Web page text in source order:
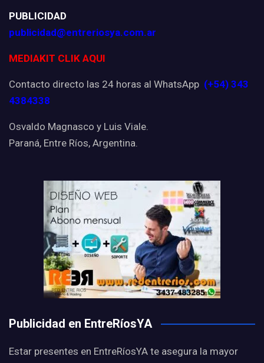
PUBLICIDAD
publicidad@entreriosya.com.ar
MEDIAKIT CLIK AQUI
Contacto directo las 24 horas al WhatsApp (+54) 343
4384338
Osvaldo Magnasco y Luis Viale.
Paraná, Entre Ríos, Argentina.
Publicidad en EntreRíosYA
Estar presentes en EntreRíosYA te asegura la mayor